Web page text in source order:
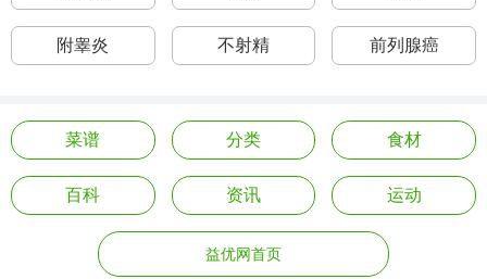
附睾炎 不射精 前列腺癌
菜谱 分类 食材
百科 资讯 运动
益优网首页